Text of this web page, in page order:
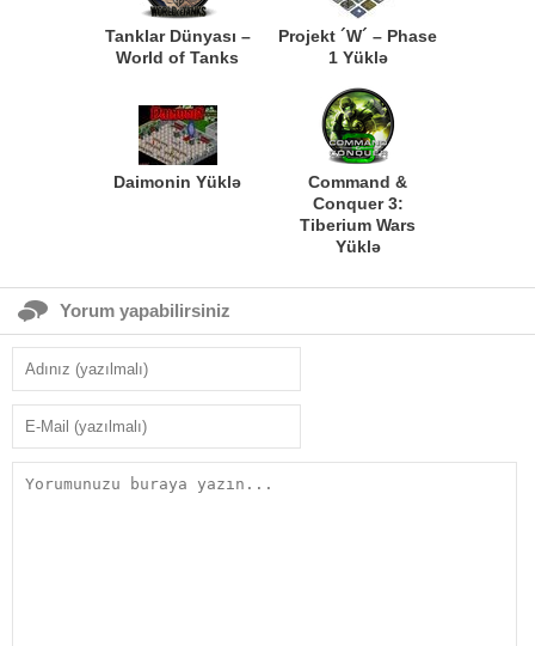
Tanklar Dünyası –
World of Tanks
Projekt ´W´ – Phase
1 Yüklə
Daimonin Yüklə
Command &
Conquer 3:
Tiberium Wars
Yüklə
Yorum yapabilirsiniz